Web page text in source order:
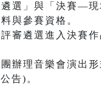
選」與「決賽—現
與參賽資格。
審遴選進入決賽
辦理音樂會演出
告)。